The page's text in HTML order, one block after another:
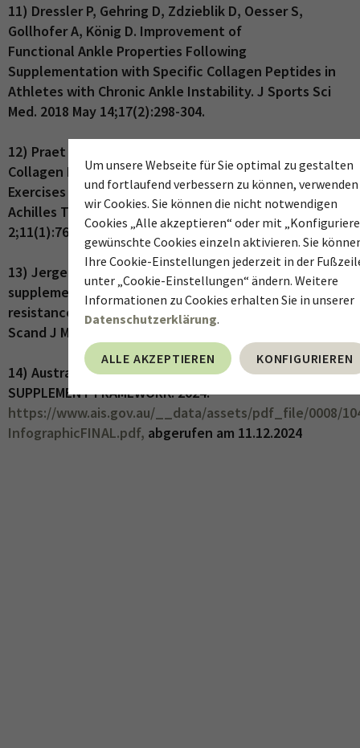
Um unsere Webseite für Sie optimal zu gestalten
und fortlaufend verbessern zu können, verwenden
wir Cookies. Sie können die nicht notwendigen
Cookies „Alle akzeptieren“ oder mit
gewünschte Cookies einzeln aktivieren. Sie
Ihre Cookie-Einstellungen jederzeit in der
unter „Cookie-Einstellungen“ ändern. Weitere
Informationen zu Cookies erhalten Sie in unserer
Datenschutzerklärung.
ALLE AKZEPTIEREN KONFIGURIEREN
11) Dressler P, Gehring D, Zdzieblik D, Oesser S,
Gollhofer A, König D. Improvement of
Functional Ankle Properties Following
Supplementation with Specific Collagen Peptides in
Athletes with Chronic Ankle Instability. J Sports Sci
Med. 2018 May 14;17(2):298-304.
12) Praet SFE et al. Oral Supplementation of Specific
Collagen Peptides Combined with Calf-Strengthening
Exercises Enhances Function and Reduces Pain in
Achilles Tendinopathy Patients. Nutrients. 2019 Jan
2;11(1):76.
13) Jerger S et al. Effects of specific collagen peptide
supplementation combined with
resistance training on Achilles tendon properties.
Scand J Med Sci Sports. 2022 Jul;32(7):1131-1141.
14) Australian Institute of Sport. AIS SPORTS
SUPPLEMENT FRAMEWORK. 2024.
https://www.ais.gov.au/__data/assets/pdf_file/0008/
InfographicFINAL.pdf, abgerufen am 11.12.2024